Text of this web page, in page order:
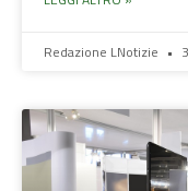
Redazione LNotizie